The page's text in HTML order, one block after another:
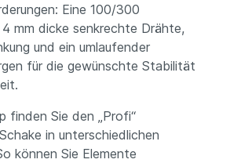
Eine 100/300
mm dicke senkrechte Drähte,
und ein umlaufender
für die gewünschte Stabilität
finden Sie den „Profi“
in unterschiedlichen
können Sie Elemente